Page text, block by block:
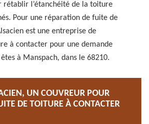
rétablir l’étanchéité de la toiture
Pour une réparation de fuite de
est une entreprise de
à contacter pour une demande
à Manspach, dans le 68210.
UN COUVREUR POUR
DE TOITURE À CONTACTER